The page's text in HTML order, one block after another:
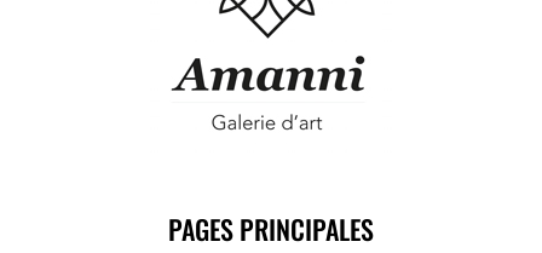
PAGES PRINCIPALES